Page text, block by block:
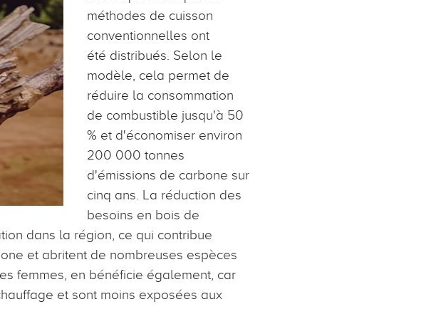
méthodes de cuisson
conventionnelles ont
été distribués. Selon le
modèle, cela permet de
réduire la consommation
de combustible jusqu'à 50
% et d'économiser environ
200 000 tonnes
d'émissions de carbone sur
cinq ans. La réduction des
besoins en bois de
dans la région, ce qui contribue
et abritent de nombreuses espèces
femmes, en bénéficie également, car
et sont moins exposées aux